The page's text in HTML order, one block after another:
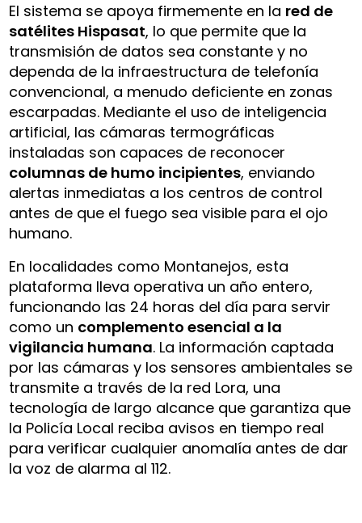
El sistema se apoya firmemente en la red de
satélites Hispasat, lo que permite que la
transmisión de datos sea constante y no
dependa de la infraestructura de telefonía
convencional, a menudo deficiente en zonas
escarpadas. Mediante el uso de inteligencia
artificial, las cámaras termográficas
instaladas son capaces de reconocer
columnas de humo incipientes, enviando
alertas inmediatas a los centros de control
antes de que el fuego sea visible para el ojo
humano.
En localidades como Montanejos, esta
plataforma lleva operativa un año entero,
funcionando las 24 horas del día para servir
como un complemento esencial a la
vigilancia humana. La información captada
por las cámaras y los sensores ambientales se
transmite a través de la red Lora, una
tecnología de largo alcance que garantiza que
la Policía Local reciba avisos en tiempo real
para verificar cualquier anomalía antes de dar
la voz de alarma al 112.